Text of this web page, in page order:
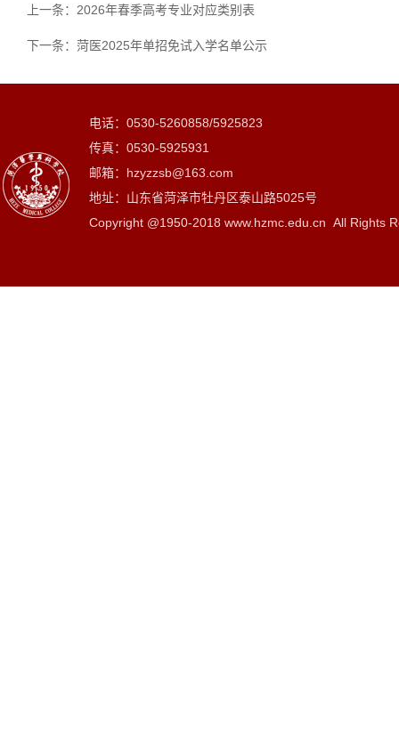
上一条： 2026年春季高考专业对应类别表
下一条： 菏医2025年单招免试入学名单公示
电话：0530-5260858/5925823
传真：0530-5925931
邮箱：hzyzzsb@163.com
地址：山东省菏泽市牡丹区泰山路5025号
Copyright @1950-2018 www.hzmc.edu.cn All Rights